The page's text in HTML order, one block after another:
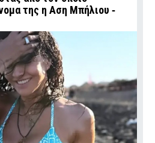
της η Αση Μπήλιου ‑